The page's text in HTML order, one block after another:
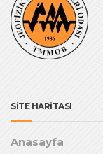
SİTE HARİTASI
Anasayfa